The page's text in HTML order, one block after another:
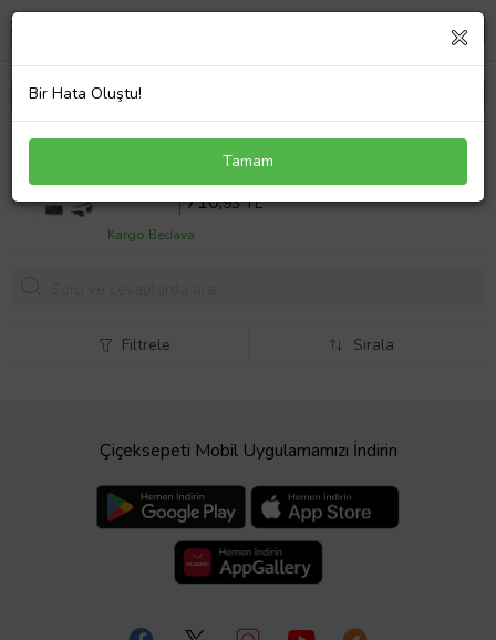
Toshiba Dynabook Satellite L500-14X Adaptör
Laptop Şarj Aleti 75W
Sepette %10 İndirim
710,93 TL
Kargo Bedava
Filtrele Sırala
Çiçeksepeti Mobil Uygulamamızı İndirin
Bir Hata Oluştu!
Tamam